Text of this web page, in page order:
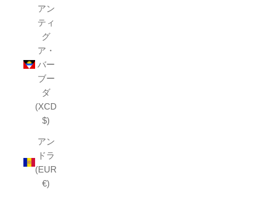
アン
ティ
グ
ア・
バー
ブー
ダ
(XCD
$)
アン
ドラ
(EUR
€)